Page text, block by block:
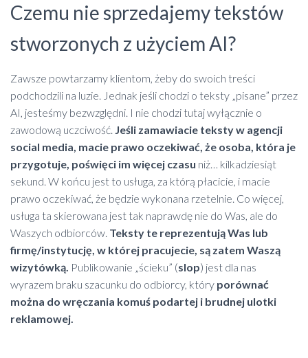
Czemu nie sprzedajemy tekstów
stworzonych z użyciem AI?
Zawsze powtarzamy klientom, żeby do swoich treści
podchodzili na luzie. Jednak jeśli chodzi o teksty „pisane” przez
AI, jesteśmy bezwzględni. I nie chodzi tutaj wyłącznie o
zawodową uczciwość. Jeśli zamawiacie teksty w agencji
social media, macie prawo oczekiwać, że osoba, która je
przygotuje, poświęci im więcej czasu niż… kilkadziesiąt
sekund. W końcu jest to usługa, za którą płacicie, i macie
prawo oczekiwać, że będzie wykonana rzetelnie. Co więcej,
usługa ta skierowana jest tak naprawdę nie do Was, ale do
Waszych odbiorców. Teksty te reprezentują Was lub
firmę/instytucję, w której pracujecie, są zatem Waszą
wizytówką. Publikowanie „ścieku” (slop) jest dla nas
wyrazem braku szacunku do odbiorcy, który porównać
można do wręczania komuś podartej i brudnej ulotki
reklamowej.